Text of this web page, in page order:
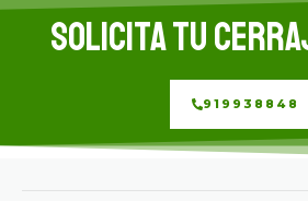
Solicita tu
919938848